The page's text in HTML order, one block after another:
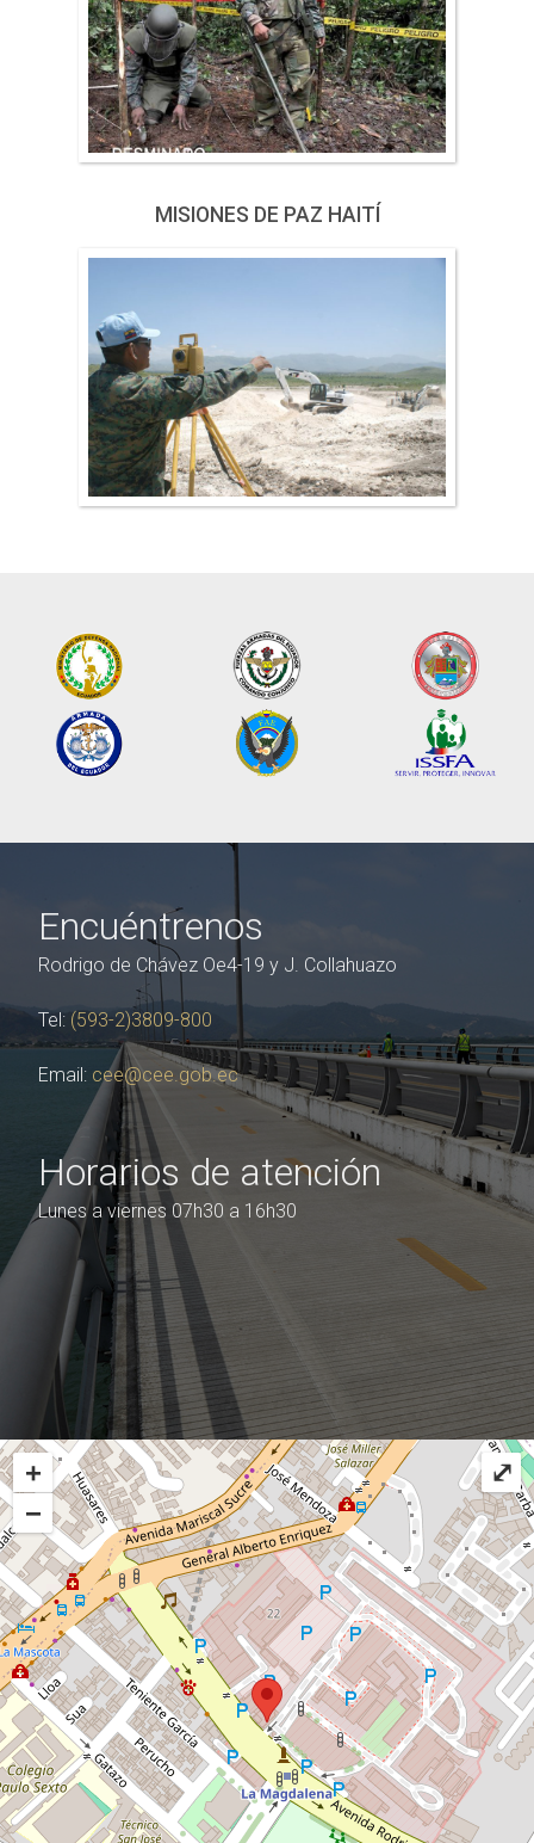
MISIONES DE PAZ HAITÍ
Encuéntrenos
Rodrigo de Chávez Oe4-19 y J. Collahuazo
Tel: (593-2)3809-800
Email: cee@cee.gob.ec
Horarios de atención
Lunes a viernes 07h30 a 16h30
+
−
⤢